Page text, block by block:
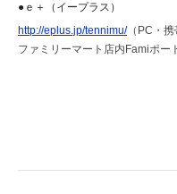
●ｅ＋（イープラス）
http://eplus.jp/tennimu/（PC・携
ファミリーマート店内Famiポー